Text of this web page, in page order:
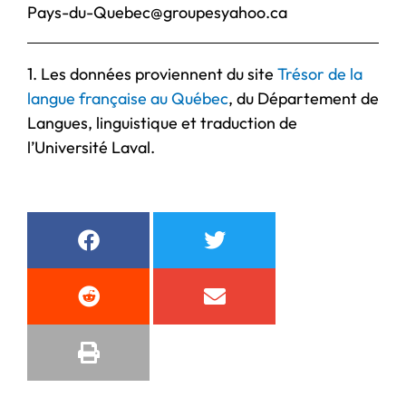
Pays-du-Quebec@groupesyahoo.ca
1. Les données proviennent du site Trésor de la
langue française au Québec, du Département de
Langues, linguistique et traduction de
l’Université Laval.